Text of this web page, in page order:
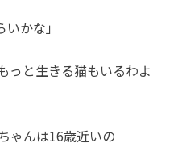
かな」
っと生きる猫もいるわよ
ゃんは16歳近いの